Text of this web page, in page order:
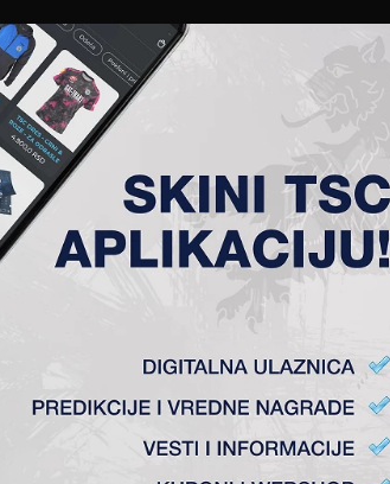
KLUB AKADEMIJA ŽENSKI TIM
iz Beograda rezultatom 2:0. Naš